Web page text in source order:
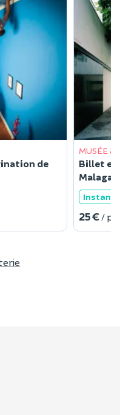
de
MUSÉE &
Billet et
Malaga
25 € /